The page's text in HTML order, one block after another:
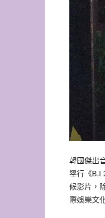
韓國傑出
舉行《B.I
候影片，
際娛樂文